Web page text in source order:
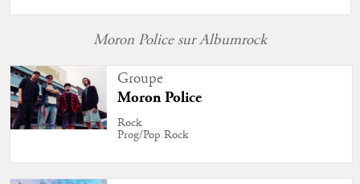
Moron Police sur Albumrock
Groupe
Moron Police
Rock
Prog/Pop Rock